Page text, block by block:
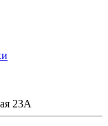
23А